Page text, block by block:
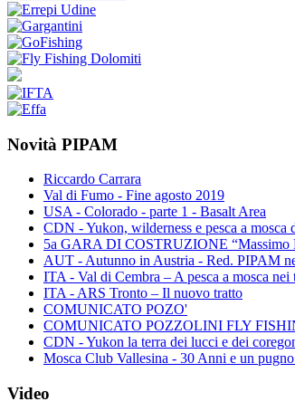
Novità PIPAM
Riccardo Carrara
Val di Fumo - Fine agosto 2019
USA - Colorado - parte 1 - Basalt Area
CDN - Yukon, wilderness e pesca a mosca
5a GARA DI COSTRUZIONE “Massimo
AUT - Autunno in Austria - Red. PIPAM
ITA - Val di Cembra – A pesca a mosca
ITA - ARS Tronto – Il nuovo tratto
COMUNICATO POZO'
COMUNICATO POZZOLINI FLY
CDN - Yukon la terra dei lucci e dei
Mosca Club Vallesina - 30 Anni e un
Video